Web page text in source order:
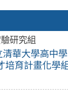
研究組
華大學高中學
培育計畫化學組